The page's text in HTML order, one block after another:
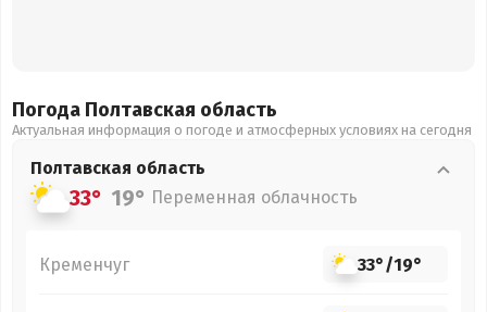
Погода Полтавская область
Актуальная информация о погоде и атмосферных условиях на сегодня
Полтавская область
33° 19° Переменная облачность
Кременчуг 33°/19°